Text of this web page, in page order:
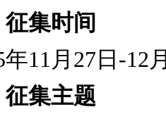
集时间
年11月27日-12
征集主题